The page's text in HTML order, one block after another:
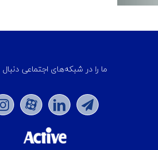
ما را در شبکه‌های اجتماعی